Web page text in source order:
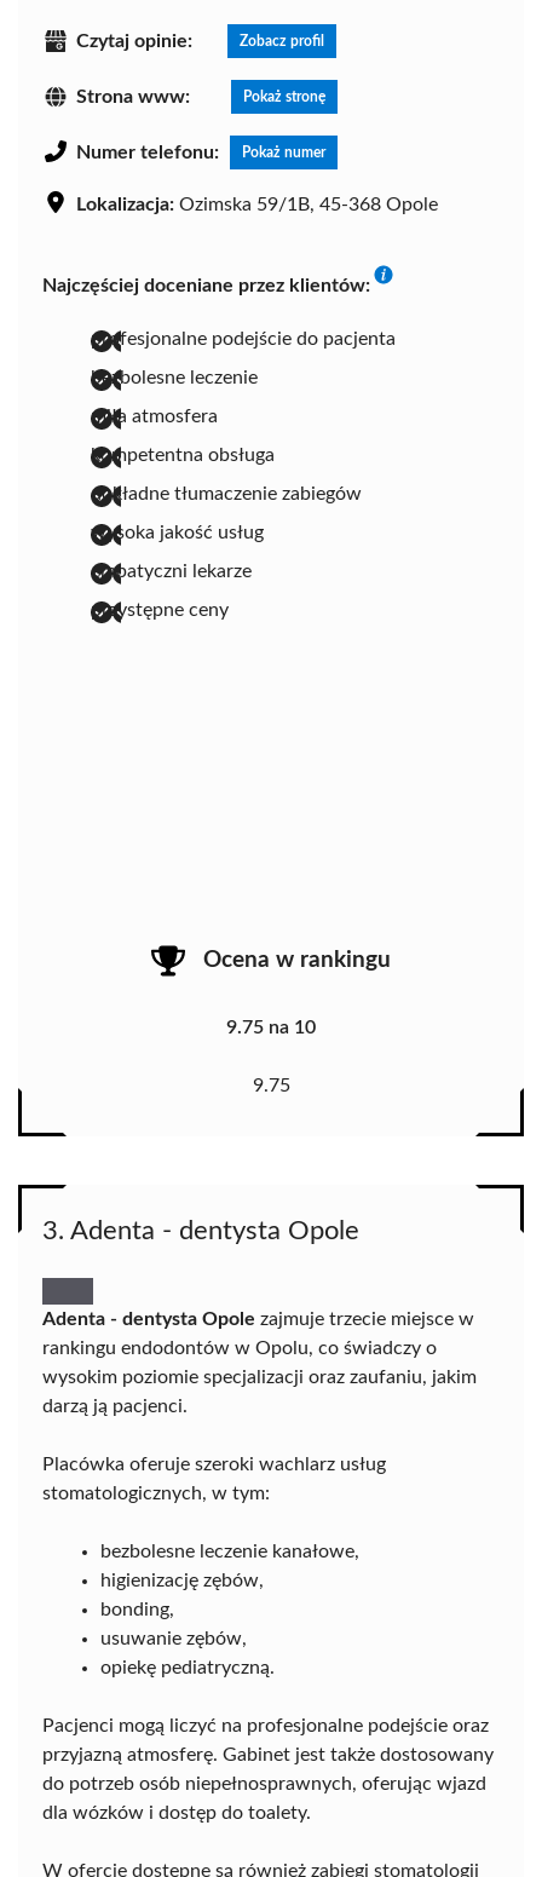
Czytaj opinie: Zobacz profil
Strona www: Pokaż stronę
Numer telefonu: Pokaż numer
Lokalizacja: Ozimska 59/1B, 45-368 Opole
Najczęściej doceniane przez klientów:
profesjonalne podejście do pacjenta
bezbolesne leczenie
miła atmosfera
kompetentna obsługa
dokładne tłumaczenie zabiegów
wysoka jakość usług
empatyczni lekarze
przystępne ceny
Ocena w rankingu
9.75 na 10
9.75
3. Adenta - dentysta Opole
Adenta - dentysta Opole zajmuje trzecie miejsce w
rankingu endodontów w Opolu, co świadczy o
wysokim poziomie specjalizacji oraz zaufaniu, jakim
darzą ją pacjenci.
Placówka oferuje szeroki wachlarz usług
stomatologicznych, w tym:
bezbolesne leczenie kanałowe,
higienizację zębów,
bonding,
usuwanie zębów,
opiekę pediatryczną.
Pacjenci mogą liczyć na profesjonalne podejście oraz
przyjazną atmosferę. Gabinet jest także dostosowany
do potrzeb osób niepełnosprawnych, oferując wjazd
dla wózków i dostęp do toalety.
W ofercie dostępne są również zabiegi stomatologii